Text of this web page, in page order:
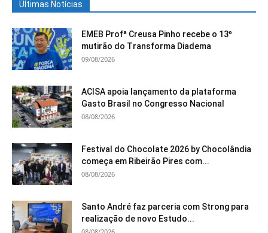
Últimas Notícias
EMEB Profª Creusa Pinho recebe o 13º
mutirão do Transforma Diadema
09/08/2026
ACISA apoia lançamento da plataforma
Gasto Brasil no Congresso Nacional
08/08/2026
Festival do Chocolate 2026 by Chocolândia
começa em Ribeirão Pires com...
08/08/2026
Santo André faz parceria com Strong para
realização de novo Estudo...